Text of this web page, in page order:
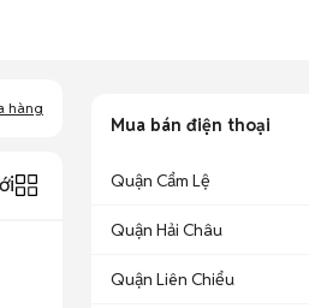
hàng
Mua bán điện thoại
Quận Cẩm Lệ
Quận Hải Châu
Quận Liên Chiểu